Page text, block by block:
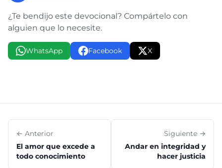
¿Te bendijo este devocional? Compártelo con
alguien que lo necesite.
WhatsApp Facebook X
← Anterior
El amor que excede a
todo conocimiento
Siguiente →
Andar en integridad y
hacer justicia